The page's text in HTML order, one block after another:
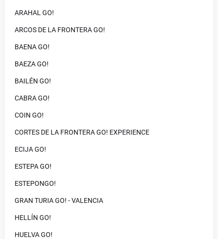
ARAHAL GO!
ARCOS DE LA FRONTERA GO!
BAENA GO!
BAEZA GO!
BAILÉN GO!
CABRA GO!
COIN GO!
CORTES DE LA FRONTERA GO! EXPERIENCE
ECIJA GO!
ESTEPA GO!
ESTEPONGO!
GRAN TURIA GO! - VALENCIA
HELLÍN GO!
HUELVA GO!